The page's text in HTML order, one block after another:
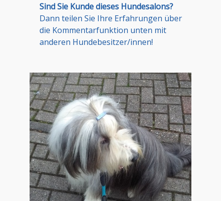
Sind Sie Kunde dieses Hundesalons?
Dann teilen Sie Ihre Erfahrungen über
die Kommentarfunktion unten mit
anderen Hundebesitzer/innen!